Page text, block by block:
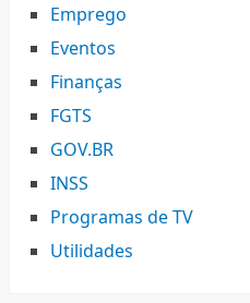
Emprego
Eventos
Finanças
FGTS
GOV.BR
INSS
Programas de TV
Utilidades